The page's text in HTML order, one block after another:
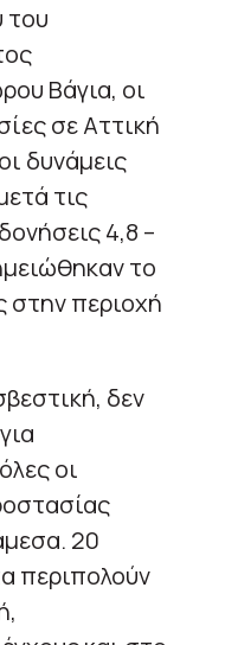
του
Βάγια, οι
σε Αττική
δυνάμεις
τις
4,8 –
το
στην περιοχή
δεν
οι
20
περιπολούν